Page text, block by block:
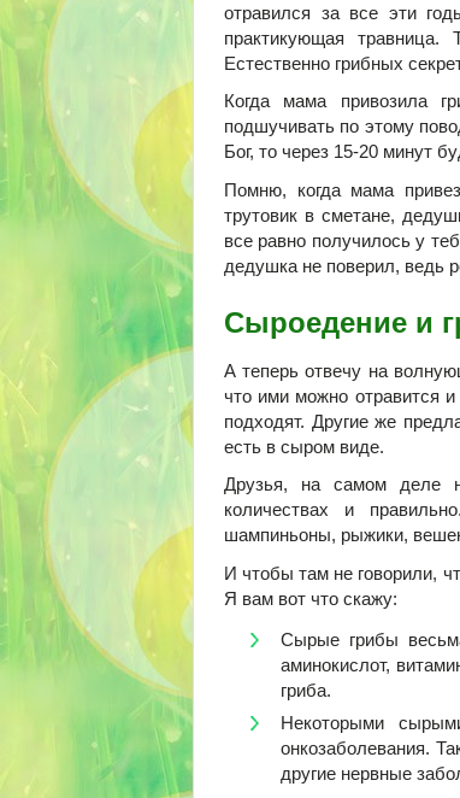
отравился за все эти
практикующая
Естественно грибных
Когда мама привозила
подшучивать по этому
Бог, то через 15-20 минут
Помню, когда мама
трутовик в сметане,
все равно получилось у
дедушка не поверил, ведь
Сыроедение и
А теперь отвечу на
что ими можно отравится
подходят. Другие же
есть в сыром виде.
Друзья, на самом деле
количествах и
шампиньоны, рыжики,
И чтобы там не говорили,
Я вам вот что скажу:
Сырые грибы
аминокислот,
гриба.
Некоторыми
онкозаболевания.
другие нервные